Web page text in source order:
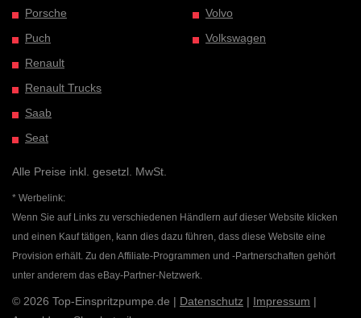
Porsche
Puch
Renault
Renault Trucks
Saab
Seat
Volvo
Volkswagen
Alle Preise inkl. gesetzl. MwSt.
* Werbelink:
Wenn Sie auf Links zu verschiedenen Händlern auf dieser Website klicken
und einen Kauf tätigen, kann dies dazu führen, dass diese Website eine
Provision erhält. Zu den Affiliate-Programmen und -Partnerschaften gehört
unter anderem das eBay-Partner-Netzwerk.
© 2026 Top-Einspritzpumpe.de | Datenschutz | Impressum |